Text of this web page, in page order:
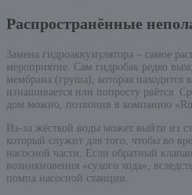
Распространённые
Замена гидроаккумулятора – самое
мероприятие. Сам гидробак редко
мембрана (груша), которая находится
изнашивается или попросту рвётся.
дом можно, позвонив в компанию
Из-за жёсткой воды может выйти из
который служит для того, чтобы во
насосной части. Если обратный
возникновения «сухого хода»,
помпа насосной станции.